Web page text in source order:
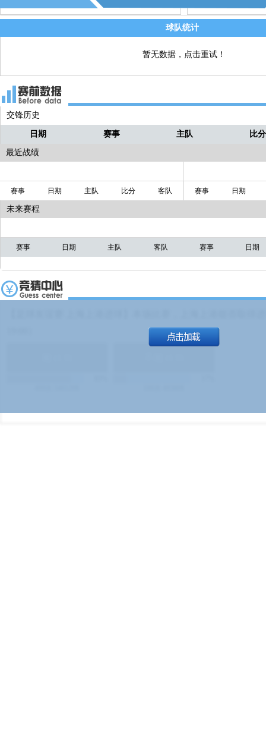
球队统计
暂无数据，点击重试！
交锋历史
日期 赛事 主队 比分
最近战绩
赛事 日期 主队 比分 客队 赛事 日期
未来赛程
赛事 日期 主队 客队 赛事 日期